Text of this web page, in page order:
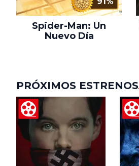
Spider-Man: Un
Nuevo Día
PRÓXIMOS ESTRENOS